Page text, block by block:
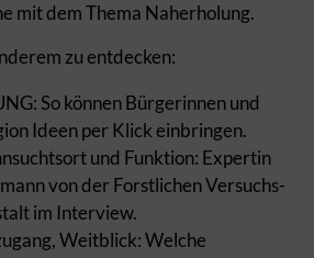
mit dem Thema Naherholung.
zu entdecken:
So können Bürgerinnen und
Ideen per Klick einbringen.
und Funktion: Expertin
von der Forstlichen Versuchs-
im Interview.
Weitblick: Welche